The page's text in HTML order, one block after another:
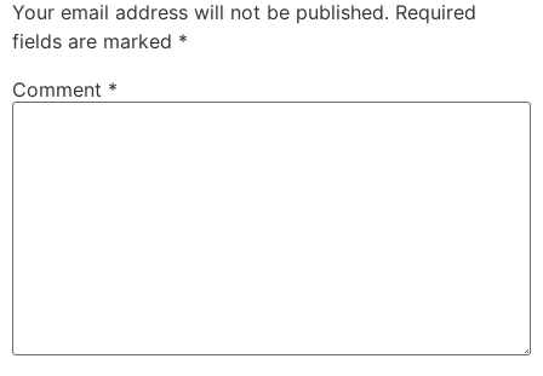
Your email address will not be published. Required
fields are marked *
Comment *